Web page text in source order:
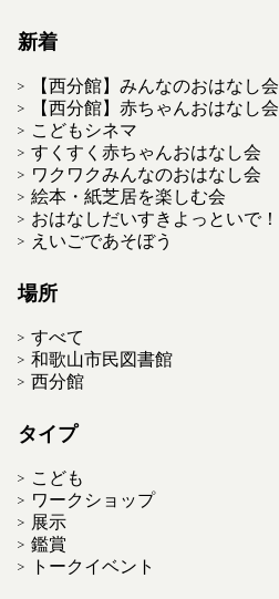
新着
【西分館】みんなのおはなし会
【西分館】赤ちゃんおはなし会
こどもシネマ
すくすく赤ちゃんおはなし会
ワクワクみんなのおはなし会
絵本・紙芝居を楽しむ会
おはなしだいすきよっといで！
えいごであそぼう
場所
すべて
和歌山市民図書館
西分館
タイプ
こども
ワークショップ
展示
鑑賞
トークイベント